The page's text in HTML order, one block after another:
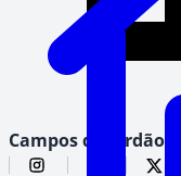
Campos do Jordão,